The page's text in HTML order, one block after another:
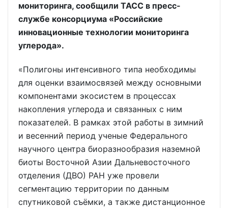
мониторинга, сообщили ТАСС в пресс-
службе консорциума «Российские
инновационные технологии мониторинга
углерода».
«Полигоны интенсивного типа необходимы
для оценки взаимосвязей между основными
компонентами экосистем в процессах
накопления углерода и связанных с ним
показателей. В рамках этой работы в зимний
и весенний период ученые Федерального
научного центра биоразнообразия наземной
биоты Восточной Азии Дальневосточного
отделения (ДВО) РАН уже провели
сегментацию территории по данным
спутниковой съёмки, а также дистанционное